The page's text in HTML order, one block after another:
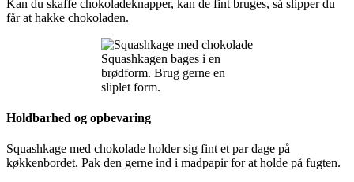
Kan du skaffe chokoladeknapper, kan de fint bruges, så slipper du
får at hakke chokoladen.
Squashkagen bages i en
brødform. Brug gerne en
sliplet form.
Holdbarhed og opbevaring
Squashkage med chokolade holder sig fint et par dage på
køkkenbordet. Pak den gerne ind i madpapir for at holde på fugten.